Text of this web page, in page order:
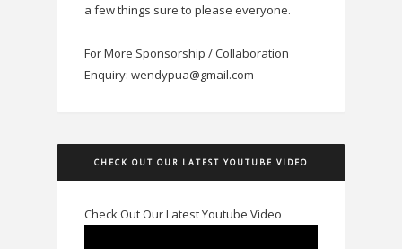
a few things sure to please everyone.
For More Sponsorship / Collaboration
Enquiry: wendypua@gmail.com
CHECK OUT OUR LATEST YOUTUBE VIDEO
Check Out Our Latest Youtube Video